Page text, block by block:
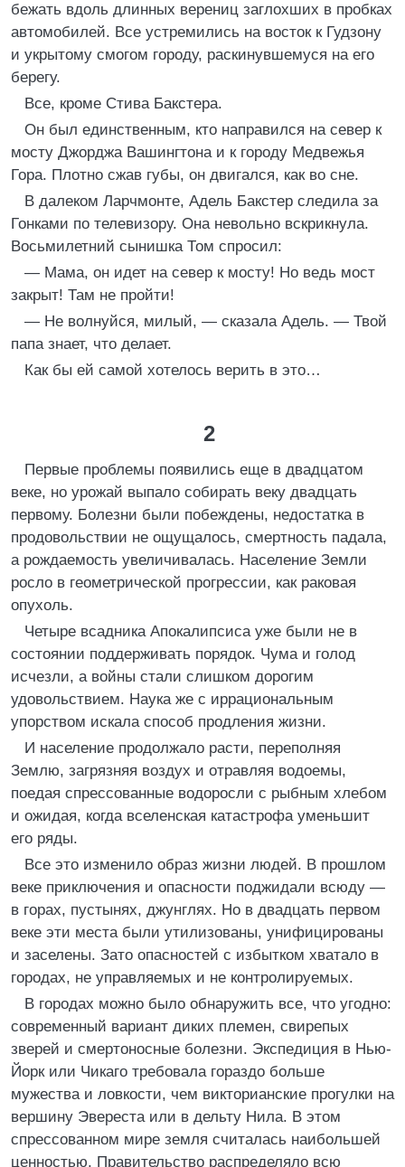
бежать вдоль длинных верениц заглохших в пробках
автомобилей. Все устремились на восток к Гудзону
и укрытому смогом городу, раскинувшемуся на его
берегу.
Все, кроме Стива Бакстера.
Он был единственным, кто направился на север к
мосту Джорджа Вашингтона и к городу Медвежья
Гора. Плотно сжав губы, он двигался, как во сне.
В далеком Ларчмонте, Адель Бакстер следила за
Гонками по телевизору. Она невольно вскрикнула.
Восьмилетний сынишка Том спросил:
— Мама, он идет на север к мосту! Но ведь мост
закрыт! Там не пройти!
— Не волнуйся, милый, — сказала Адель. — Твой
папа знает, что делает.
Как бы ей самой хотелось верить в это…
2
Первые проблемы появились еще в двадцатом
веке, но урожай выпало собирать веку двадцать
первому. Болезни были побеждены, недостатка в
продовольствии не ощущалось, смертность падала,
а рождаемость увеличивалась. Население Земли
росло в геометрической прогрессии, как раковая
опухоль.
Четыре всадника Апокалипсиса уже были не в
состоянии поддерживать порядок. Чума и голод
исчезли, а войны стали слишком дорогим
удовольствием. Наука же с иррациональным
упорством искала способ продления жизни.
И население продолжало расти, переполняя
Землю, загрязняя воздух и отравляя водоемы,
поедая спрессованные водоросли с рыбным хлебом
и ожидая, когда вселенская катастрофа уменьшит
его ряды.
Все это изменило образ жизни людей. В прошлом
веке приключения и опасности поджидали всюду —
в горах, пустынях, джунглях. Но в двадцать первом
веке эти места были утилизованы, унифицированы
и заселены. Зато опасностей с избытком хватало в
городах, не управляемых и не контролируемых.
В городах можно было обнаружить все, что угодно:
современный вариант диких племен, свирепых
зверей и смертоносные болезни. Экспедиция в Нью-
Йорк или Чикаго требовала гораздо больше
мужества и ловкости, чем викторианские прогулки на
вершину Эвереста или в дельту Нила. В этом
спрессованном мире земля считалась наибольшей
ценностью. Правительство распределяло всю